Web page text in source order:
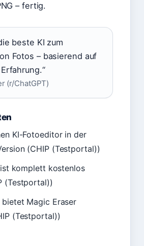
– fertig.
beste KI zum
Fotos – basierend auf
(r/ChatGPT)
KI-Fotoeditor in der
(CHIP (Testportal))
komplett kostenlos
(Testportal))
Magic Eraser
(Testportal))